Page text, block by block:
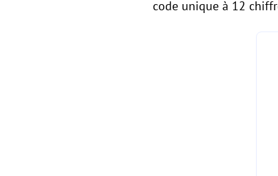
code unique à 12